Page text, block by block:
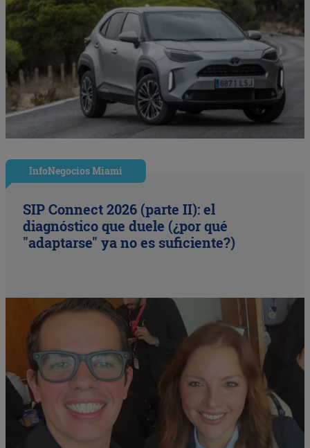
InfoNegocios Miami
SIP Connect 2026 (parte II): el
diagnóstico que duele (¿por qué
"adaptarse" ya no es suficiente?)